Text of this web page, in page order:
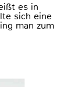
es in
sich eine
man zum